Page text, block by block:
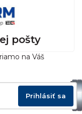
pošty
na Váš
Prihlásiť sa